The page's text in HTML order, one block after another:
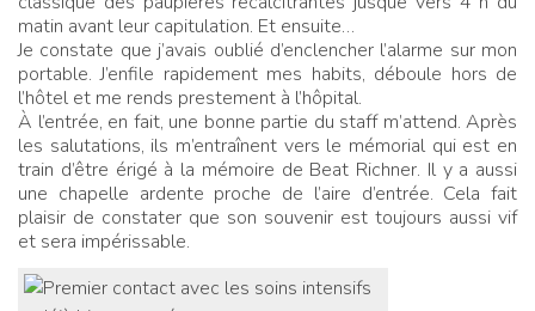
matin avant leur capitulation. Et ensuite…
Je constate que j’avais oublié d’enclencher l’alarme sur mon
portable. J’enfile rapidement mes habits, déboule hors de
l’hôtel et me rends prestement à l’hôpital.
À l’entrée, en fait, une bonne partie du staff m’attend. Après
les salutations, ils m’entraînent vers le mémorial qui est en
train d’être érigé à la mémoire de Beat Richner. Il y a aussi
une chapelle ardente proche de l’aire d’entrée. Cela fait
plaisir de constater que son souvenir est toujours aussi vif
et sera impérissable.